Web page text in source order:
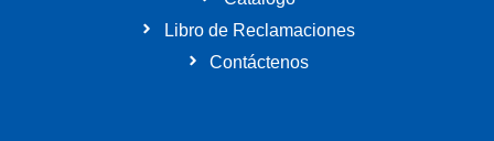
Libro de Reclamaciones
Contáctenos